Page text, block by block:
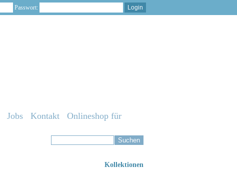
Passwort:
Jobs Kontakt
Onlineshop für
Kollektionen